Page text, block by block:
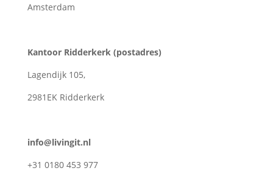
Amsterdam
Kantoor Ridderkerk (postadres)
Lagendijk 105,
2981EK Ridderkerk
info@livingit.nl
+31 0180 453 977